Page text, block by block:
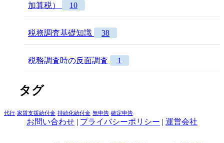
加算税）
10
税務調査基礎知識 38
税務調査時の反面調査 1
タグ
代行 家賃支援給付金 持続化給付金 無申告 確定申告
お問い合わせ プライバシーポリシー 運営会社